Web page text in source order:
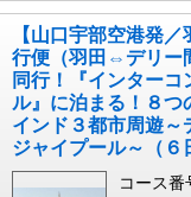
【山口宇部空港発
行便（羽田⇔デリー
同行！『インターコ
ル』に泊まる！８つ
インド３都市周遊～
ジャイプール～（６
コース番